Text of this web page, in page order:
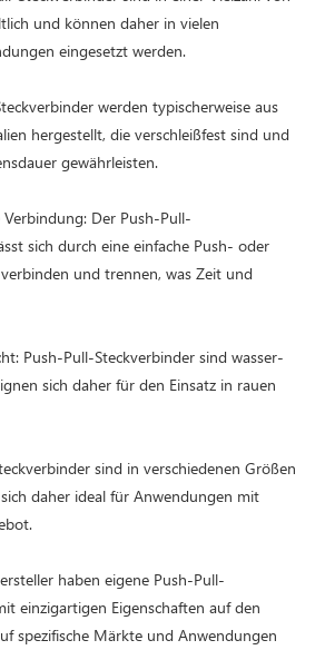
und können daher in vielen
eingesetzt werden.
werden typischerweise aus
hergestellt, die verschleißfest sind und
gewährleisten.
Der Push-Pull-
sich durch eine einfache Push- oder
und trennen, was Zeit und
Push-Pull-Steckverbinder sind wasser-
sich daher für den Einsatz in rauen
sind in verschiedenen Größen
daher ideal für Anwendungen mit
haben eigene Push-Pull-
einzigartigen Eigenschaften auf den
spezifische Märkte und Anwendungen